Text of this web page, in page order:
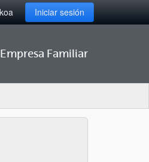
Iniciar sesión
Familiar